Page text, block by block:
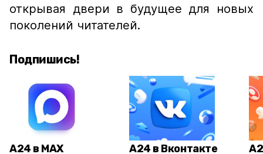
открывая двери в будущее для новых
поколений читателей.
Подпишись!
А24 в MAX А24 в Вконтакте